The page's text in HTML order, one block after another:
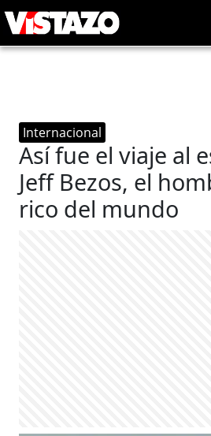
Internacional
Así fue el viaje al
Jeff Bezos, el
rico del mundo